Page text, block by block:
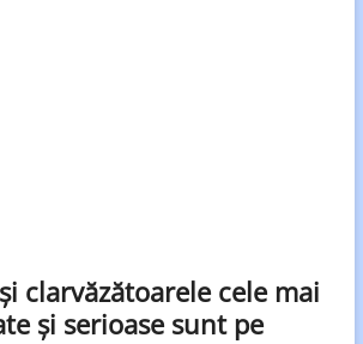
clarvăzătoarele cele mai
și serioase sunt pe